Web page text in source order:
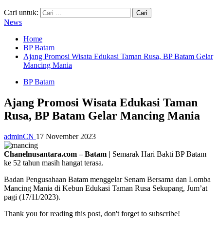
Cari untuk:
News
Home
BP Batam
Ajang Promosi Wisata Edukasi Taman Rusa, BP Batam Gelar
Mancing Mania
BP Batam
Ajang Promosi Wisata Edukasi Taman
Rusa, BP Batam Gelar Mancing Mania
adminCN 17 November 2023
Chanelnusantara.com – Batam | Semarak Hari Bakti BP Batam
ke 52 tahun masih hangat terasa.
Badan Pengusahaan Batam menggelar Senam Bersama dan Lomba
Mancing Mania di Kebun Edukasi Taman Rusa Sekupang, Jum’at
pagi (17/11/2023).
Thank you for reading this post, don't forget to subscribe!